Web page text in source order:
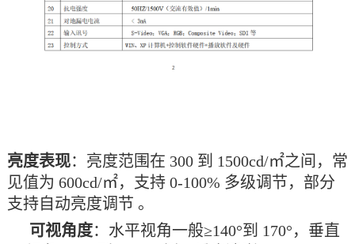
亮度表现‌：亮度范围在 300 到 1500cd/㎡之间，常
见值为 600cd/㎡，支持 0-100% 多级调节，部分
支持自动亮度调节 。
可视角度‌：水平视角一般≥140°到 170°，垂直